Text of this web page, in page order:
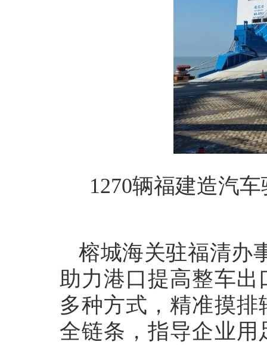
1270辆福建造汽
榕城海关驻福清办
助力港口提高整车
多种方式，精准摸
全链条，指导企业